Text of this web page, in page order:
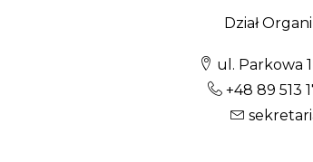
Dział
ul. Parkowa
+48 89 513